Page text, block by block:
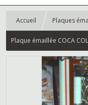
Accueil Plaques
Plaque émaillée COCA